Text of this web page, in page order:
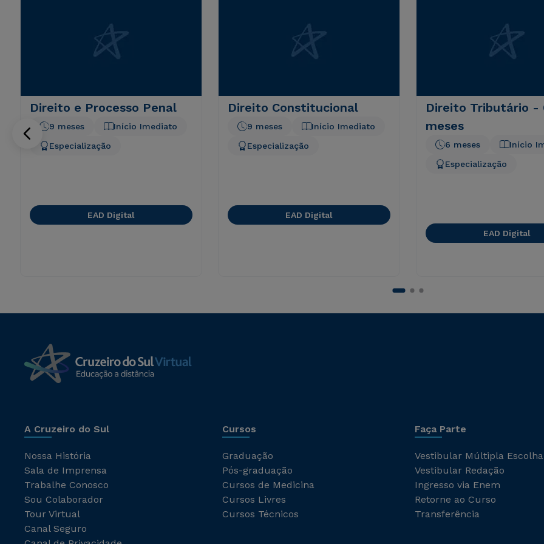
Direito e Processo Penal
Início Imediato
9 meses
Especialização
EAD Digital
Direito Constitucional
Início Imediato
9 meses
Especialização
EAD Digital
Direito Tributário -
meses
Início
6 meses
Especialização
EAD Digital
A Cruzeiro do Sul
Nossa História
Sala de Imprensa
Trabalhe Conosco
Sou Colaborador
Tour Virtual
Canal Seguro
Cursos
Graduação
Pós-graduação
Cursos de Medicina
Cursos Livres
Cursos Técnicos
Faça Parte
Vestibular Múltipla Escolha
Vestibular Redação
Ingresso via Enem
Retorne ao Curso
Transferência